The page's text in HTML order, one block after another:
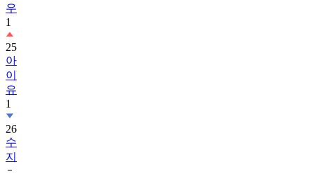
우
1
25
아
이
유
1
26
수
지